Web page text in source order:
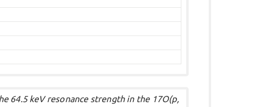
64.5 keV resonance strength in the 17O(p,